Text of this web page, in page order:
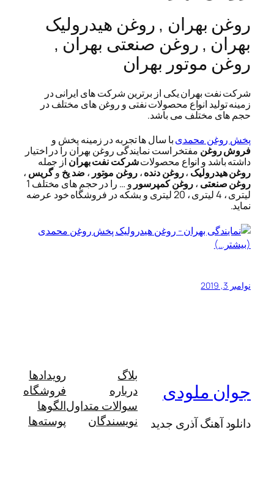
روغن بهران , روغن هیدرولیک
بهران , روغن صنعتی بهران ,
روغن موتور بهران
شرکت نفت بهران یکی از برترین شرکت های ایرانی در
زمینه تولید انواع محصولات نفتی و روغن های مختلف در
حجم های مختلف می باشد.
پخش روغن محمدیبا سال ها تجربه در زمینه پخش و
فروش روغن مفتخر است نمایندگی روغن بهران را در اختیار
داشته باشد و انواع محصولاتشرکت نفت بهران از جمله
روغن هیدرولیک ،روغن دنده،روغن موتور ، ضد یخ وگریس ،
روغن صنعتی ،روغن کمپرسور
و … را در حجم های مختلف 1
لیتری ، 4 لیتری ، 20 لیتری و بشکه در فروشگاه خود عرضه
نماید.
(بیشتر…)
نوامبر 3, 2019
جوان ملودی
دانلود آهنگ آذری جدید
بلاگ
درباره
سوالات متداول
نویسندگان
رویدادها
فروشگاه
الگوها
پوسته‌ها